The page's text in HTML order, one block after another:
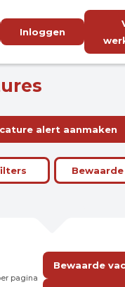
Inloggen
alert aanmaken
Bewaarde